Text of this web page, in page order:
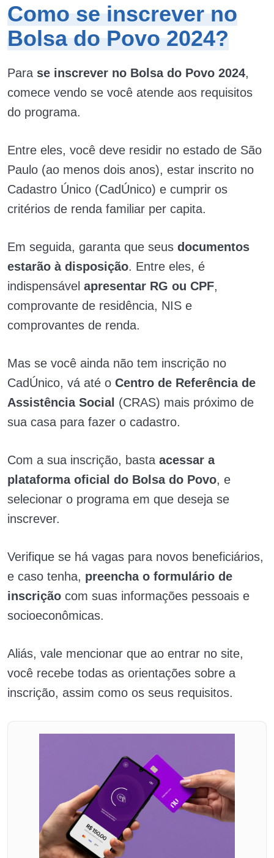
Como se inscrever no
Bolsa do Povo 2024?
Para se inscrever no Bolsa do Povo 2024,
comece vendo se você atende aos requisitos
do programa.
Entre eles, você deve residir no estado de São
Paulo (ao menos dois anos), estar inscrito no
Cadastro Único (CadÚnico) e cumprir os
critérios de renda familiar per capita.
Em seguida, garanta que seus documentos
estarão à disposição. Entre eles, é
indispensável apresentar RG ou CPF,
comprovante de residência, NIS e
comprovantes de renda.
Mas se você ainda não tem inscrição no
CadÚnico, vá até o Centro de Referência de
Assistência Social (CRAS) mais próximo de
sua casa para fazer o cadastro.
Com a sua inscrição, basta acessar a
plataforma oficial do Bolsa do Povo, e
selecionar o programa em que deseja se
inscrever.
Verifique se há vagas para novos beneficiários,
e caso tenha, preencha o formulário de
inscrição com suas informações pessoais e
socioeconômicas.
Aliás, vale mencionar que ao entrar no site,
você recebe todas as orientações sobre a
inscrição, assim como os seus requisitos.